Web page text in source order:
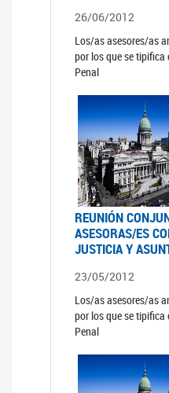
26/06/2012
Los/as asesores/as
por los que se tipifica
Penal
REUNIÓN
ASESORAS/ES
JUSTICIA Y
23/05/2012
Los/as asesores/as
por los que se tipifica
Penal